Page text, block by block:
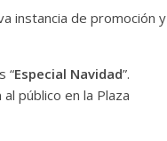
instancia de promoción y
“Especial Navidad”.
público en la Plaza